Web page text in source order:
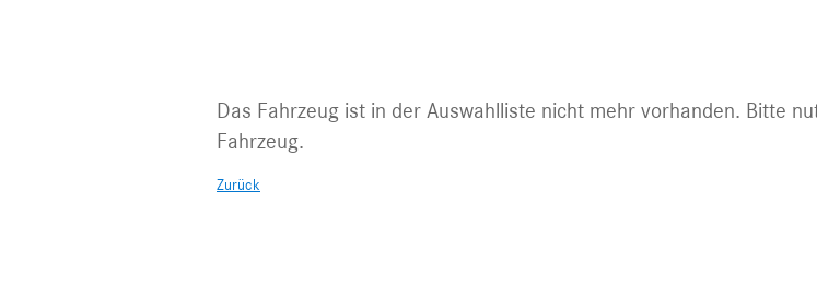
Das Fahrzeug ist in der Auswahlliste nicht mehr vorhanden. Bitte
Fahrzeug.
Zurück